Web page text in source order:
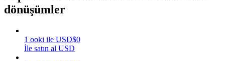
Kazan
dönüşümler
1 ooki ile USD$0
İle satın al USD